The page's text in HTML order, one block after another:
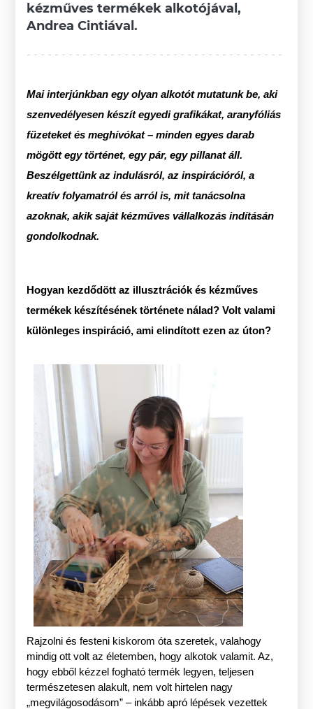
kézműves termékek alkotójával,
Andrea Cintiával.
Mai interjúnkban egy olyan alkotót mutatunk be, aki
szenvedélyesen készít egyedi grafikákat, aranyfóliás
füzeteket és meghívókat – minden egyes darab
mögött egy történet, egy pár, egy pillanat áll.
Beszélgettünk az indulásról, az inspirációról, a
kreatív folyamatról és arról is, mit tanácsolna
azoknak, akik saját kézműves vállalkozás indításán
gondolkodnak.
Hogyan kezdődött az illusztrációk és kézműves
termékek készítésének története nálad? Volt valami
különleges inspiráció, ami elindított ezen az úton?
Rajzolni és festeni kiskorom óta szeretek, valahogy
mindig ott volt az életemben, hogy alkotok valamit. Az,
hogy ebből kézzel fogható termék legyen, teljesen
természetesen alakult, nem volt hirtelen nagy
„megvilágosodásom” – inkább apró lépések vezettek